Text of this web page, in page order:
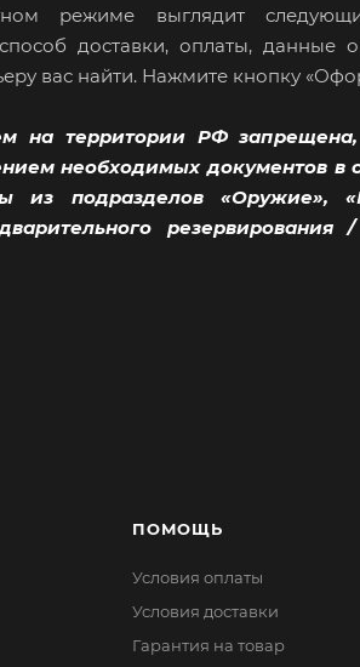
режиме выглядит
доставки, оплаты, данные
вас найти. Нажмите кнопку
на территории РФ
необходимых документов в
подразделов «Оружие»,
ПОМОЩЬ
Условия оплаты
Условия доставки
Гарантия на товар